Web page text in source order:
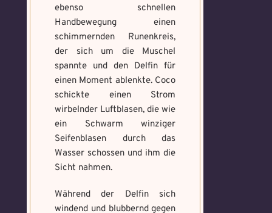
ebenso schnellen
Handbewegung einen
schimmernden Runenkreis,
der sich um die Muschel
spannte und den Delfin für
einen Moment ablenkte. Coco
schickte einen Strom
wirbelnder Luftblasen, die wie
ein Schwarm winziger
Seifenblasen durch das
Wasser schossen und ihm die
Sicht nahmen.
Während der Delfin sich
windend und blubbernd gegen